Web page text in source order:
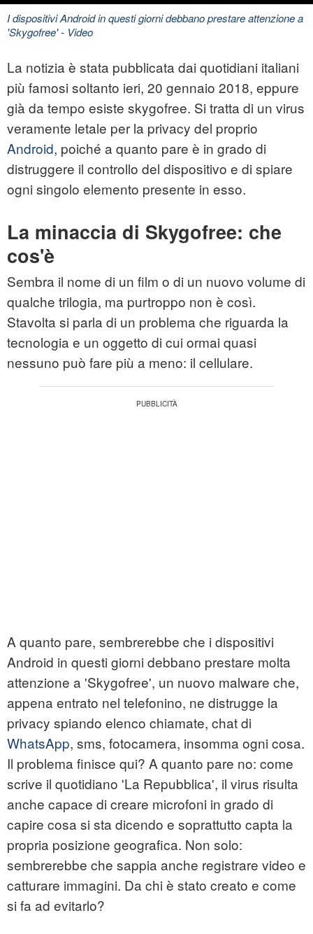
I dispositivi Android in questi giorni debbano prestare attenzione a
'Skygofree'- Video
La notizia è stata pubblicata dai quotidiani italiani
più famosi soltanto ieri, 20 gennaio 2018, eppure
già da tempo esiste skygofree. Si tratta di un virus
veramente letale per la privacy del proprio
Android, poiché a quanto pare è in grado di
distruggere il controllo del dispositivo e di spiare
ogni singolo elemento presente in esso.
La minaccia di Skygofree: che
cos'è
Sembra il nome di un film o di un nuovo volume di
qualche trilogia, ma purtroppo non è così.
Stavolta si parla di un problema che riguarda la
tecnologia e un oggetto di cui ormai quasi
nessuno può fare più a meno: il cellulare.
A quanto pare, sembrerebbe che i dispositivi
Android in questi giorni debbano prestare molta
attenzione a 'Skygofree', un nuovo malware che,
appena entrato nel telefonino, ne distrugge la
privacy spiando elenco chiamate, chat di
WhatsApp, sms, fotocamera, insomma ogni cosa.
Il problema finisce qui? A quanto pare no: come
scrive il quotidiano 'La Repubblica', il virus risulta
anche capace di creare microfoni in grado di
capire cosa si sta dicendo e soprattutto capta la
propria posizione geografica. Non solo:
sembrerebbe che sappia anche registrare video e
catturare immagini. Da chi è stato creato e come
si fa ad evitarlo?